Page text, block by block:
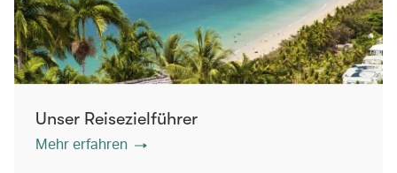
Unser Reisezielführer
Mehr erfahren